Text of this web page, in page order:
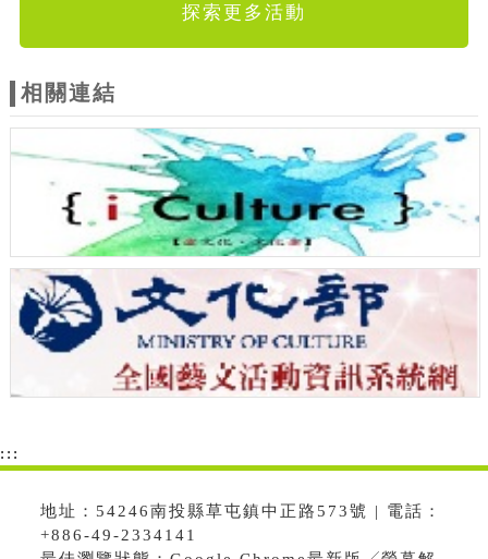
探索更多活動
相關連結
:::
地址：54246南投縣草屯鎮中正路573號 | 電話：
+886-49-2334141